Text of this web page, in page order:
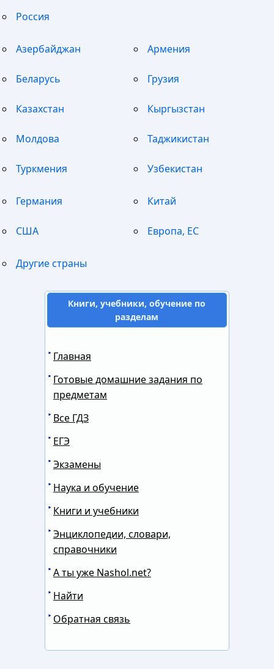
Россия
Азербайджан Армения
Беларусь Грузия
Казахстан Кыргызстан
Молдова Таджикистан
Туркмения Узбекистан
Германия Китай
США Европа, ЕС
Другие страны
Книги, учебники, обучение по
разделам
Главная
Готовые домашние задания по
предметам
Все ГДЗ
ЕГЭ
Экзамены
Наука и обучение
Книги и учебники
Энциклопедии, словари,
справочники
А ты уже Nashol.net?
Найти
Обратная связь